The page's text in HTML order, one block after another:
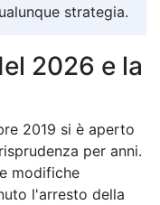
strategia.
2026 e la
2019 si è aperto
per anni.
modifiche
l'arresto della